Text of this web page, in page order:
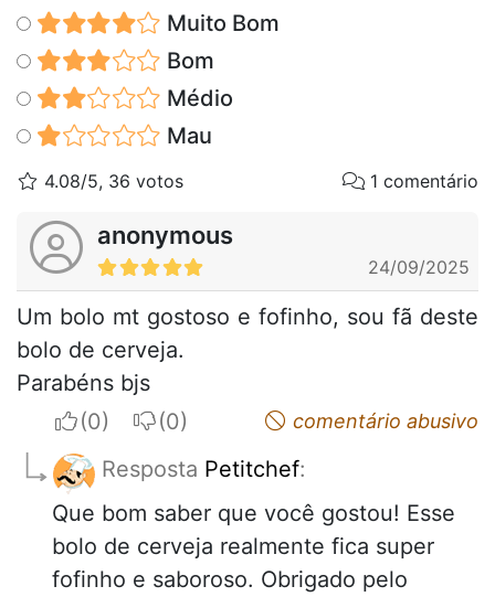
Muito Bom
Bom
Médio
Mau
4.08/5, 36 votos 1 comentário
anonymous
24/09/2025
Um bolo mt gostoso e fofinho, sou fã deste
bolo de cerveja.
Parabéns bjs
I apreciateI do not appreciatecomentário abusivo
Resposta Petitchef:
Que bom saber que você gostou! Esse
bolo de cerveja realmente fica super
fofinho e saboroso. Obrigado pelo